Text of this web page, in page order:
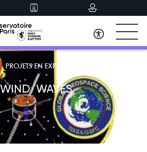
PROJETS EN EXPLOITATION
WIND/WAVES